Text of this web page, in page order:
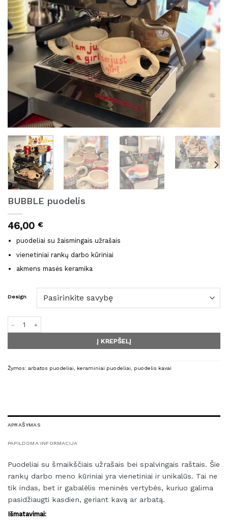
BUBBLE puodelis
46,00 €
puodeliai su žaismingais užrašais
vienetiniai rankų darbo kūriniai
akmens masės keramika
Design
Į KREPŠELĮ
Žymos: arbatos puodeliai keraminiai puodeliai puodelis kavai
APRAŠYMAS
PAPILDOMA INFORMACIJA
Puodeliai su šmaikščiais užrašais bei spalvingais raštais. Šie
rankų darbo meno kūriniai yra vienetiniai ir unikalūs. Tai ne
tik indas, bet ir gabalėlis meninės vertybės, kuriuo galima
pasidžiaugti kasdien, geriant kavą ar arbatą.
Išmatavimai: